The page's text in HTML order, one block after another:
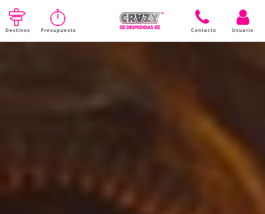
Destinos Presupuesto Contacto Usuario